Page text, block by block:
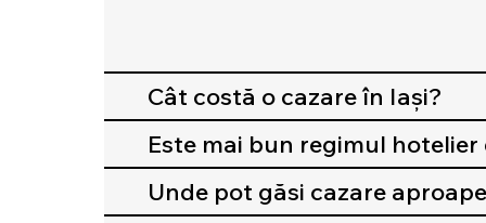
Cât costă o cazare în Iași?
Este mai bun regimul
Unde pot găsi cazare